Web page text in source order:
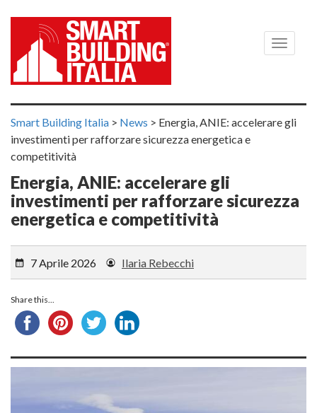
Menù
Smart Building Italia > News > Energia, ANIE: accelerare gli
investimenti per rafforzare sicurezza energetica e
competitività
Energia, ANIE: accelerare gli
investimenti per rafforzare sicurezza
energetica e competitività
7 Aprile 2026 Ilaria Rebecchi
Share this...